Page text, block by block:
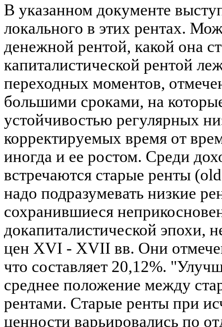
В указанном документе
локального в этих рентах.
денежной рентой, какой она
капиталистической рентой
переходных моментов,
большими сроками, на
устойчивостью регулярных
корректируемых время от
иногда и ее ростом. Среди
встречаются старые ренты
надо подразумевать низкие
сохранившиеся
докапиталистической эпохи,
цен XVI - XVII вв. Они
что составляет 20,12%.
среднее положение между
рентами. Старые ренты при
ценности варьировались по